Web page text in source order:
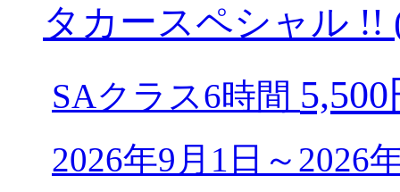
タカースペシャル !!
SAクラス6時間
2026年9月1日～2026